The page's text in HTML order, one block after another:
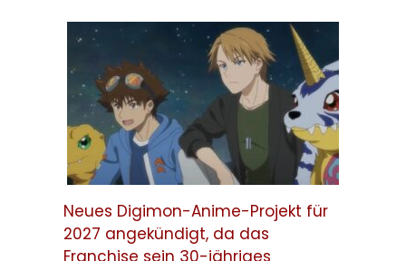
Neues Digimon-Anime-Projekt für
2027 angekündigt, da das
Franchise sein 30-jähriges